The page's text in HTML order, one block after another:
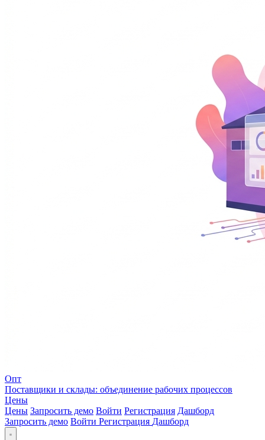
Опт
Поставщики и склады: объединение рабочих процессов
Цены
Цены Запросить демо Войти Регистрация Дашборд
Запросить демо Войти Регистрация Дашборд